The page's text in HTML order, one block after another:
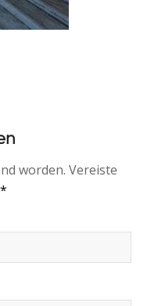
worden. Vereiste
*